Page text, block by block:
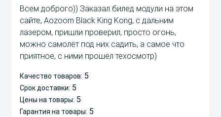
Всем доброго)) Заказал билед модули на этом
сайте, Aozoom Black King Kong, с дальним
лазером, пришли проверил, просто огонь,
можно самолёт под них садить, а самое что
приятное, с ними прошёл техосмотр)
Качество товаров: 5
Срок доставки: 5
Цены на товары: 5
Гарантия на товары: 5